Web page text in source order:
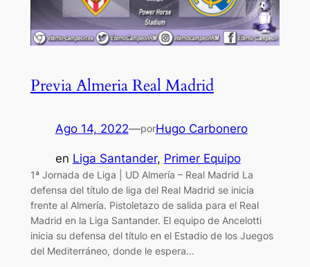
Previa Almeria Real Madrid
Ago 14, 2022—porHugo Carbonero
en Liga Santander, Primer Equipo
1ª Jornada de Liga | UD Almería – Real Madrid La
defensa del título de liga del Real Madrid se inicia
frente al Almería. Pistoletazo de salida para el Real
Madrid en la Liga Santander. El equipo de Ancelotti
inicia su defensa del título en el Estadio de los Juegos
del Mediterráneo, donde le espera…